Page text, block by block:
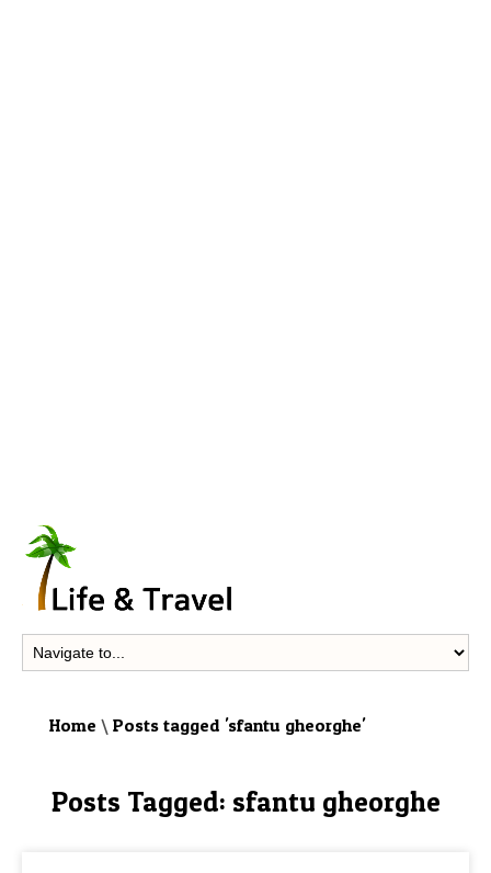
Home \ Posts tagged 'sfantu gheorghe'
Posts Tagged: sfantu gheorghe